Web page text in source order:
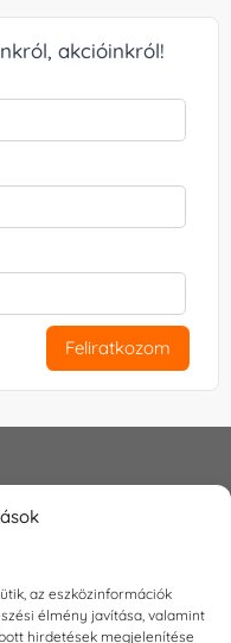
az eszközinformációk
élmény javítása, valamint
hirdetések megjelenítése
akcióinkról!
Feliratkozom